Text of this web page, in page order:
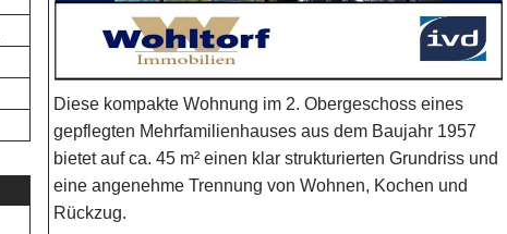
Diese kompakte Wohnung im 2. Obergeschoss eines
gepflegten Mehrfamilienhauses aus dem Baujahr 1957
bietet auf ca. 45 m² einen klar strukturierten Grundriss und
eine angenehme Trennung von Wohnen, Kochen und
Rückzug.